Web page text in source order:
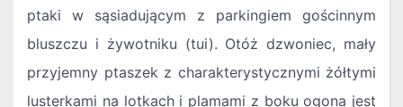
ptaki w sąsiadującym z parkingiem gościnnym
bluszczu i żywotniku (tui). Otóż dzwoniec, mały
przyjemny ptaszek z charakterystycznymi żółtymi
lusterkami na lotkach i plamami z boku ogona jest